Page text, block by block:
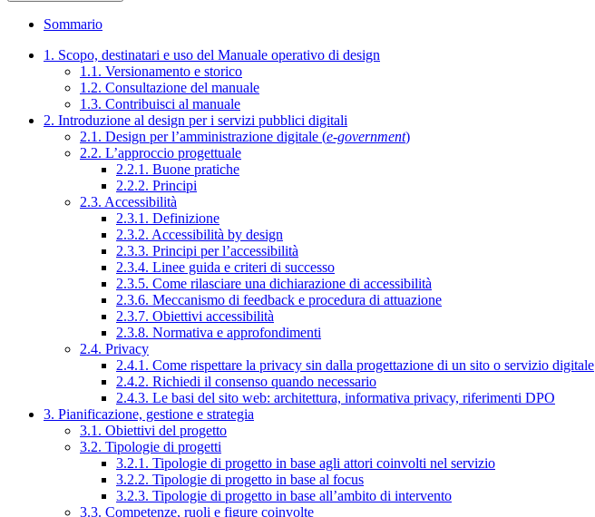
Sommario
1. Scopo, destinatari e uso del Manuale operativo di design
1.1. Versionamento e storico
1.2. Consultazione del manuale
1.3. Contribuisci al manuale
2. Introduzione al design per i servizi pubblici digitali
2.1. Design per l’amministrazione digitale (e-government)
2.2. L’approccio progettuale
2.2.1. Buone pratiche
2.2.2. Principi
2.3. Accessibilità
2.3.1. Definizione
2.3.2. Accessibilità by design
2.3.3. Principi per l’accessibilità
2.3.4. Linee guida e criteri di successo
2.3.5. Come rilasciare una dichiarazione di accessibilità
2.3.6. Meccanismo di feedback e procedura di attuazione
2.3.7. Obiettivi accessibilità
2.3.8. Normativa e approfondimenti
2.4. Privacy
2.4.1. Come rispettare la privacy sin dalla progettazione di un sito o servizio digitale
2.4.2. Richiedi il consenso quando necessario
2.4.3. Le basi del sito web: architettura, informativa privacy, riferimenti DPO
3. Pianificazione, gestione e strategia
3.1. Obiettivi del progetto
3.2. Tipologie di progetti
3.2.1. Tipologie di progetto in base agli attori coinvolti nel servizio
3.2.2. Tipologie di progetto in base al focus
3.2.3. Tipologie di progetto in base all’ambito di intervento
3.3. Competenze, ruoli e figure coinvolte